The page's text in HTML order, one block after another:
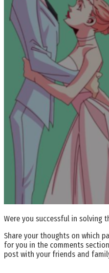
Were you successful in solving
Share your thoughts on which
for you in the comments
post with your friends and